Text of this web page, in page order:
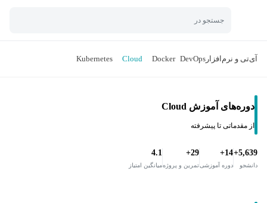
جستجو در
آی‌تی و نرم‌افزار DevOps
Docker
Cloud
Kubernetes
دوره‌های آموزش Cloud
از مقدماتی تا پیشرفته
5,639+
دانشجو
14+
دوره آموزشی
29+
تمرین و پروژه
4.1
میانگین امتیاز